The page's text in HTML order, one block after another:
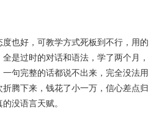
也好，可教学方式死板到不行，用的
是过时的对话和语法，学了两个月，
句完整的话都说不出来，完全没法用
腾下来，钱花了小一万，信心差点归
没语言天赋。